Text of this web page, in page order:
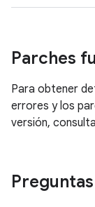
Parches
Para obtener
errores y los
versión,